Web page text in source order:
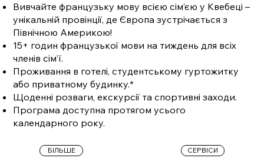
Вивчайте французьку мову всією сім’єю у Квебеці –
унікальній провінції, де Європа зустрічається з
Північною Америкою!
15+ годин французької мови на тиждень для всіх
членів сім’ї.
Проживання в готелі, студентському гуртожитку
або приватному будинку.*
Щоденні розваги, екскурсії та спортивні заходи.
Програма доступна протягом усього
календарного року.
БІЛЬШЕ СЕРВІСИ